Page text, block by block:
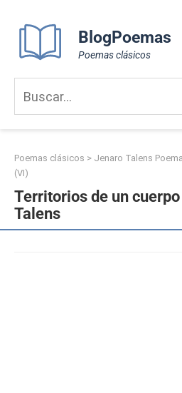
content
BlogPoemas
Poemas clásicos
Poemas clásicos > Jenaro Talens
(VI)
Territorios de un
Talens